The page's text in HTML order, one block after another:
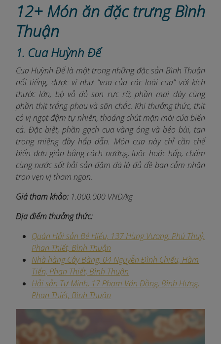
12+ Món ăn đặc trưng Bình
Thuận
1. Cua Huỳnh Đế
Cua Huỳnh Đế là một trong những đặc sản Bình Thuận
nổi tiếng, được ví như “vua của các loài cua” với kích
thước lớn, bộ vỏ đỏ son rực rỡ, phần mai dày cùng
phần thịt trắng phau và săn chắc. Khi thưởng thức, thịt
có vị ngọt đậm tự nhiên, thoảng chút mặn mòi của biển
cả. Đặc biệt, phần gạch cua vàng óng và béo bùi, tan
trong miệng đầy hấp dẫn. Món cua này chỉ cần chế
biến đơn giản bằng cách nướng, luộc hoặc hấp, chấm
cùng nước sốt hải sản đậm đà là đủ đề bạn cảm nhận
trọn vẹn vị thơm ngon.
Giá tham khảo: 1.000.000 VND/kg
Địa điểm thưởng thức:
Quán Hải sản Bé Hiếu, 137 Hùng Vương, Phú Thuỷ,
Phan Thiết, Bình Thuận
Nhà hàng Cây Bàng, 04 Nguyễn Đình Chiểu, Hàm
Tiến, Phan Thiết, Bình Thuận
Hải sản Tư Minh, 17 Phạm Văn Đồng, Bình Hưng,
Phan Thiết, Bình Thuận